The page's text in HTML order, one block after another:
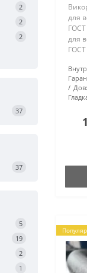
2
2
2
37
37
5
19
2
1
для
для
ГОСТ
для
до